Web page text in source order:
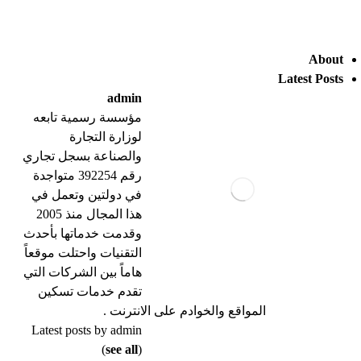
About
Latest Posts
admin
مؤسسة رسمية تابعه
لوزارة التجارة
والصناعة بسجل تجاري
رقم 392254 متواجدة
في دولتين وتعمل في
هذا المجال منذ 2005
وقدمت خدماتها بأحدث
التقنيات واحتلت موقعاً
هاماً بين الشركات التي
تقدم خدمات تسكين
المواقع والخوادم على الانترنت .
Latest posts by admin
(see all)